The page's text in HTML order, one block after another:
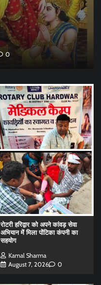
0
रोटरी हरिद्वार को अपने कांवड़ सेवा
अभियान में मिला पोंटिका कंपनी का
सहयोग
Kamal Sharma
August 7, 2026
0